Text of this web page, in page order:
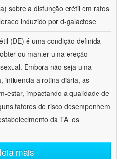
sobre a disfunção erétil em ratos
induzido por d-galactose
(DE) é uma condição definida
ou manter uma ereção
Embora não seja uma
influencia a rotina diária, as
estar, impactando a qualidade de
fatores de risco desempenhem
da TA, os
leia mais